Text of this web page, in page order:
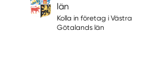
län
Kolla in företag i Västra
Götalands län